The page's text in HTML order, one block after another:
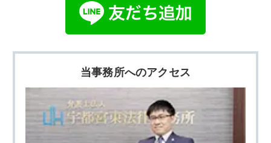
当事務所へのアクセス